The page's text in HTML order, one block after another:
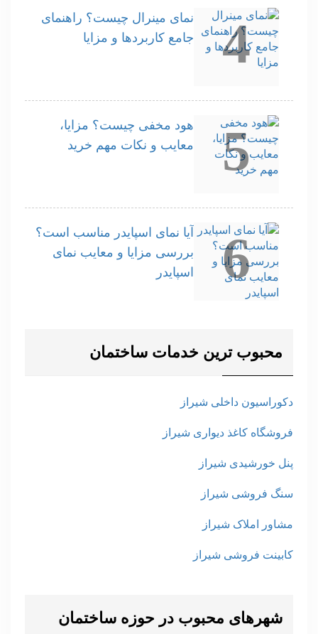
4
نمای مینرال چیست؟ راهنمای
جامع کاربردها و مزایا
5
هود مخفی چیست؟ مزایا،
معایب و نکات مهم خرید
6
آیا نمای اسپایدر مناسب است؟
بررسی مزایا و معایب نمای
اسپایدر
محبوب ترین خدمات ساختمان
دکوراسیون داخلی شیراز
فروشگاه کاغذ دیواری شیراز
پنل خورشیدی شیراز
سنگ فروشی شیراز
مشاور املاک شیراز
کابینت فروشی شیراز
شهرهای محبوب در حوزه ساختمان